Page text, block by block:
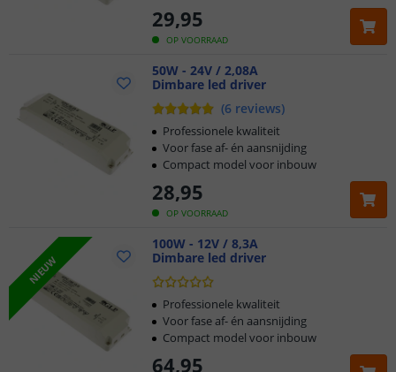
OP VOORRAAD
29,95
50W - 24V / 2,08A
Dimbare led driver
(6 reviews)
OP VOORRAAD
28,95
Professionele kwaliteit
Voor fase af- én aansnijding
Compact model voor inbouw
NIEUW
100W - 12V / 8,3A
Dimbare led driver
64,95
Professionele kwaliteit
Voor fase af- én aansnijding
Compact model voor inbouw